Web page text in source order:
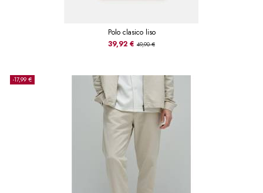
Polo clasico liso
39,92 € 49,90 €
-17,99 €